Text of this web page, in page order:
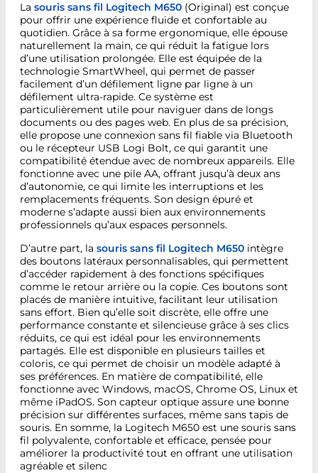
La souris sans fil Logitech M650 (Original) est conçue
pour offrir une expérience fluide et confortable au
quotidien. Grâce à sa forme ergonomique, elle épouse
naturellement la main, ce qui réduit la fatigue lors
d’une utilisation prolongée. Elle est équipée de la
technologie SmartWheel, qui permet de passer
facilement d’un défilement ligne par ligne à un
défilement ultra-rapide. Ce système est
particulièrement utile pour naviguer dans de longs
documents ou des pages web. En plus de sa précision,
elle propose une connexion sans fil fiable via Bluetooth
ou le récepteur USB Logi Bolt, ce qui garantit une
compatibilité étendue avec de nombreux appareils. Elle
fonctionne avec une pile AA, offrant jusqu’à deux ans
d’autonomie, ce qui limite les interruptions et les
remplacements fréquents. Son design épuré et
moderne s’adapte aussi bien aux environnements
professionnels qu’aux espaces personnels.
D’autre part, la souris sans fil Logitech M650 intègre
des boutons latéraux personnalisables, qui permettent
d’accéder rapidement à des fonctions spécifiques
comme le retour arrière ou la copie. Ces boutons sont
placés de manière intuitive, facilitant leur utilisation
sans effort. Bien qu’elle soit discrète, elle offre une
performance constante et silencieuse grâce à ses clics
réduits, ce qui est idéal pour les environnements
partagés. Elle est disponible en plusieurs tailles et
coloris, ce qui permet de choisir un modèle adapté à
ses préférences. En matière de compatibilité, elle
fonctionne avec Windows, macOS, Chrome OS, Linux et
même iPadOS. Son capteur optique assure une bonne
précision sur différentes surfaces, même sans tapis de
souris. En somme, la Logitech M650 est une souris sans
fil polyvalente, confortable et efficace, pensée pour
améliorer la productivité tout en offrant une utilisation
agréable et silenc